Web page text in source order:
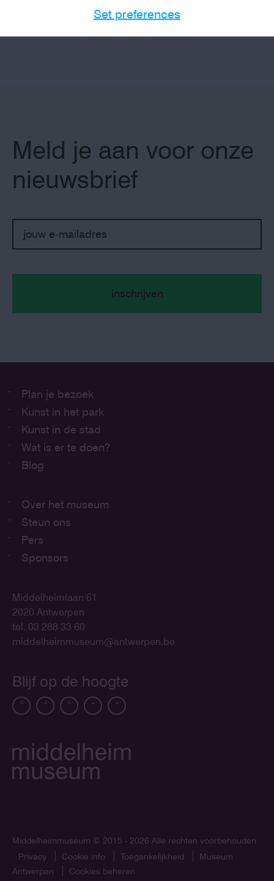
Set preferences
Met een vriendenclub of met de vereniging, ontdek hier
Meld je aan voor onze
nieuwsbrief
Plan je bezoek
Kunst in het park
Kunst in de stad
Wat is er te doen?
Blog
Over het museum
Steun ons
Pers
Sponsors
Middelheimlaan 61
2020 Antwerpen
tel. 03 288 33 60
middelheimmuseum@antwerpen.be
Blijf op de hoogte
Middelheimmuseum © 2015 - 2026 Alle rechten voorbehouden
Privacy
Cookie info Toegankelijkheid
Museum
Antwerpen
Cookies beheren